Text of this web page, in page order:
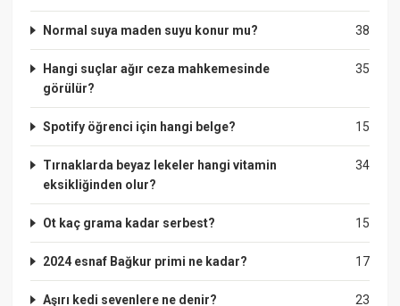
38
Normal suya maden suyu konur mu?
35
Hangi suçlar ağır ceza mahkemesinde
görülür?
15
Spotify öğrenci için hangi belge?
34
Tırnaklarda beyaz lekeler hangi vitamin
eksikliğinden olur?
15
Ot kaç grama kadar serbest?
17
2024 esnaf Bağkur primi ne kadar?
23
Aşırı kedi sevenlere ne denir?